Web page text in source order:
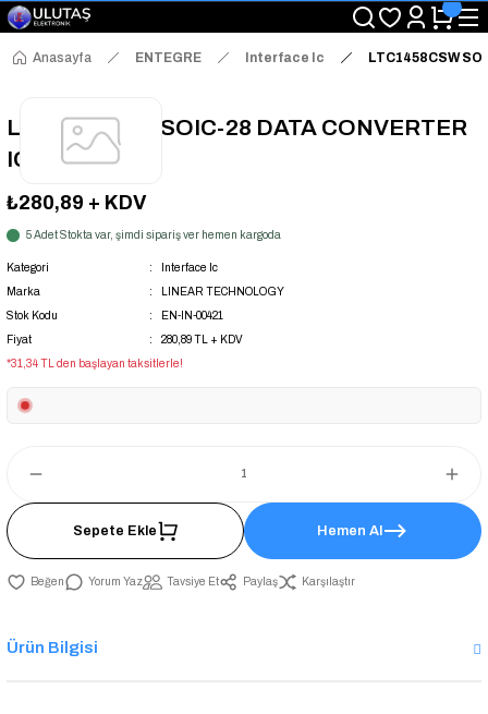
"Saat 14:00'a Kadar Verilen Siparişlerde Aynı Gün Kargo Avantajı!
"Binlerce Ürün Çeşitliliği ile Stoktan Hemen Teslim."
"Toptan Fiyatına Perakende Satış Avantajını Kaçırmayın!"
Anasayfa ENTEGRE Interface Ic LTC1458CSW
LTC1458CSW SOIC-28 DATA CONVERTER
IC
₺280,89 + KDV
5 Adet Stokta var, şimdi sipariş ver hemen kargoda
Kategori
Interface Ic
Marka
LINEAR TECHNOLOGY
Stok Kodu
EN-IN-00421
Fiyat
280,89 TL + KDV
*31,34 TL den başlayan taksitlerle!
Sepete Ekle Hemen Al
Yorum Yaz Tavsiye Et Paylaş Karşılaştır
Ürün Bilgisi